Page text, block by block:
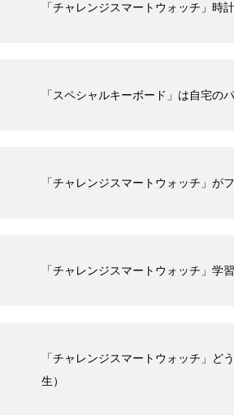
「チャレンジスマートウォッチ」時
「スペシャルキーボード」は自宅の
「チャレンジスマートウォッチ」が
「チャレンジスマートウォッチ」学
「チャレンジスマートウォッチ」ど
生）